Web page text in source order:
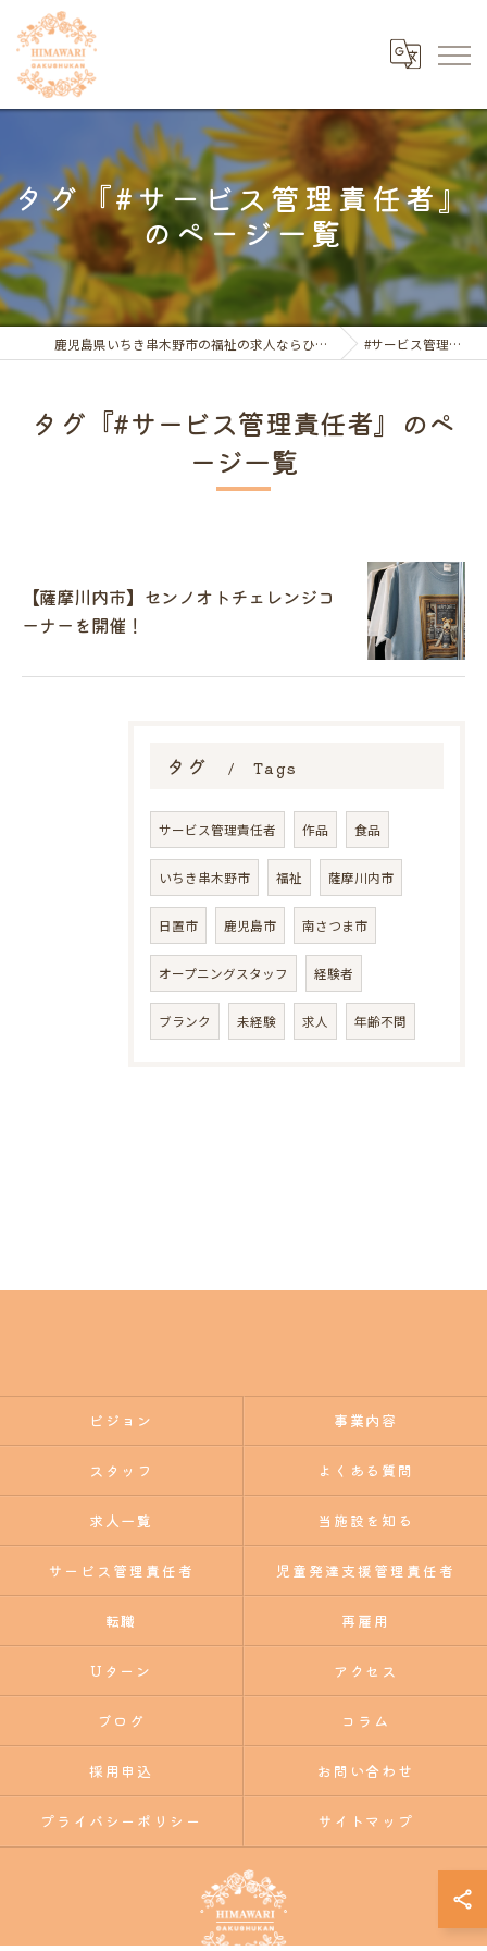
タグ『#サービス管理責任者』
のページ一覧
鹿児島県いちき串木野市の福祉の求人ならひまわり学習館 #サービス管理責任者
タグ『#サービス管理責任者』のペ
ージ一覧
【薩摩川内市】センノオトチェレンジコ
ーナーを開催！
タグ Tags
サービス管理責任者 作品 食品
いちき串木野市 福祉 薩摩川内市
日置市 鹿児島市 南さつま市
オープニングスタッフ 経験者
ブランク 未経験 求人 年齢不問
ビジョン 事業内容
スタッフ よくある質問
求人一覧 当施設を知る
サービス管理責任者 児童発達支援管理責任者
転職 再雇用
Uターン アクセス
ブログ コラム
採用申込 お問い合わせ
プライバシーポリシー サイトマップ